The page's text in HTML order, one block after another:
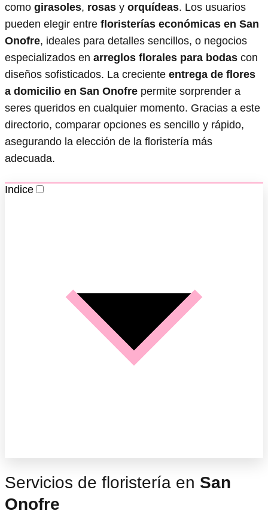
como girasoles, rosas y orquídeas. Los usuarios
pueden elegir entre floristerías económicas en San
Onofre, ideales para detalles sencillos, o negocios
especializados en arreglos florales para bodas con
diseños sofisticados. La creciente entrega de flores
a domicilio en San Onofre permite sorprender a
seres queridos en cualquier momento. Gracias a este
directorio, comparar opciones es sencillo y rápido,
asegurando la elección de la floristería más
adecuada.
Indice
Servicios de floristería en San
Onofre